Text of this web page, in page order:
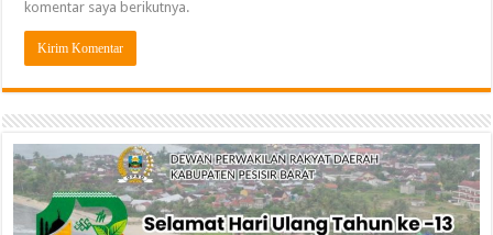
komentar saya berikutnya.